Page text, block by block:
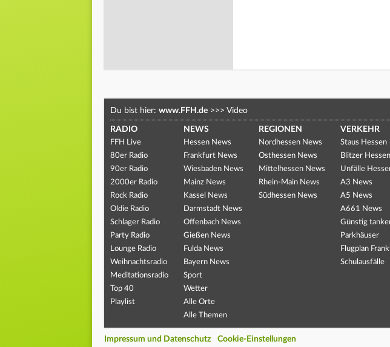
Du bist hier: www.FFH.de >>> Video
RADIO
FFH Live
80er Radio
90er Radio
2000er Radio
Rock Radio
Oldie Radio
Schlager Radio
Party Radio
Lounge Radio
Weihnachtsradio
Meditationsradio
Top 40
Playlist
NEWS
Hessen News
Frankfurt News
Wiesbaden News
Mainz News
Kassel News
Darmstadt News
Offenbach News
Gießen News
Fulda News
Bayern News
Sport
Wetter
Alle Orte
Alle Themen
REGIONEN
Nordhessen News
Osthessen News
Mittelhessen News
Rhein-Main News
Südhessen News
VERKEHR
Staus Hessen
Blitzer Hessen
Unfälle
A3 News
A5 News
A661 News
Günstig
Parkhäuser
Flugplan
Schulausfälle
Impressum und Datenschutz Cookie-Einstellungen